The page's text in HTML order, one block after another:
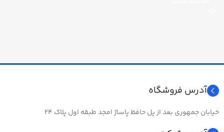
آدرس فروشگاه
خیابان جمهوری بعد از پل حافظ پاساژ امجد طبقه اول پلاک ۲۴